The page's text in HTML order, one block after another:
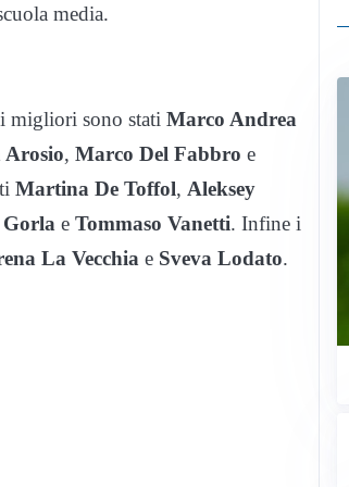
media.
migliori sono stati Marco Andrea
, Marco Del Fabbro e
Martina De Toffol, Aleksey
e Tommaso Vanetti. Infine i
La Vecchia e Sveva Lodato.